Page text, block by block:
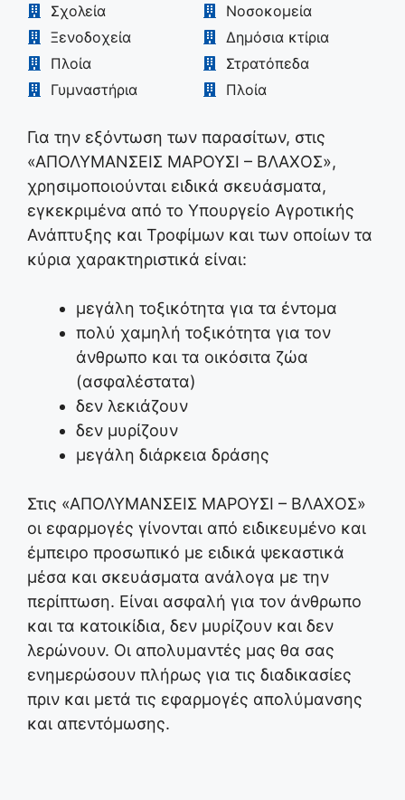
Σχολεία
Νοσοκομεία
Ξενοδοχεία
Δημόσια κτίρια
Πλοία
Στρατόπεδα
Γυμναστήρια
Πλοία
Για την εξόντωση των παρασίτων, στις
«ΑΠΟΛΥΜΑΝΣΕΙΣ ΜΑΡΟΥΣΙ – ΒΛΑΧΟΣ»,
χρησιμοποιούνται ειδικά σκευάσματα,
εγκεκριμένα από το Υπουργείο Αγροτικής
Ανάπτυξης και Τροφίμων και των οποίων τα
κύρια χαρακτηριστικά είναι:
μεγάλη τοξικότητα για τα έντομα
πολύ χαμηλή τοξικότητα για τον
άνθρωπο και τα οικόσιτα ζώα
(ασφαλέστατα)
δεν λεκιάζουν
δεν μυρίζουν
μεγάλη διάρκεια δράσης
Στις «ΑΠΟΛΥΜΑΝΣΕΙΣ ΜΑΡΟΥΣΙ – ΒΛΑΧΟΣ»
οι εφαρμογές γίνονται από ειδικευμένο και
έμπειρο προσωπικό με ειδικά ψεκαστικά
μέσα και σκευάσματα ανάλογα με την
περίπτωση. Είναι ασφαλή για τον άνθρωπο
και τα κατοικίδια, δεν μυρίζουν και δεν
λερώνουν. Οι απολυμαντές μας θα σας
ενημερώσουν πλήρως για τις διαδικασίες
πριν και μετά τις εφαρμογές απολύμανσης
και απεντόμωσης.